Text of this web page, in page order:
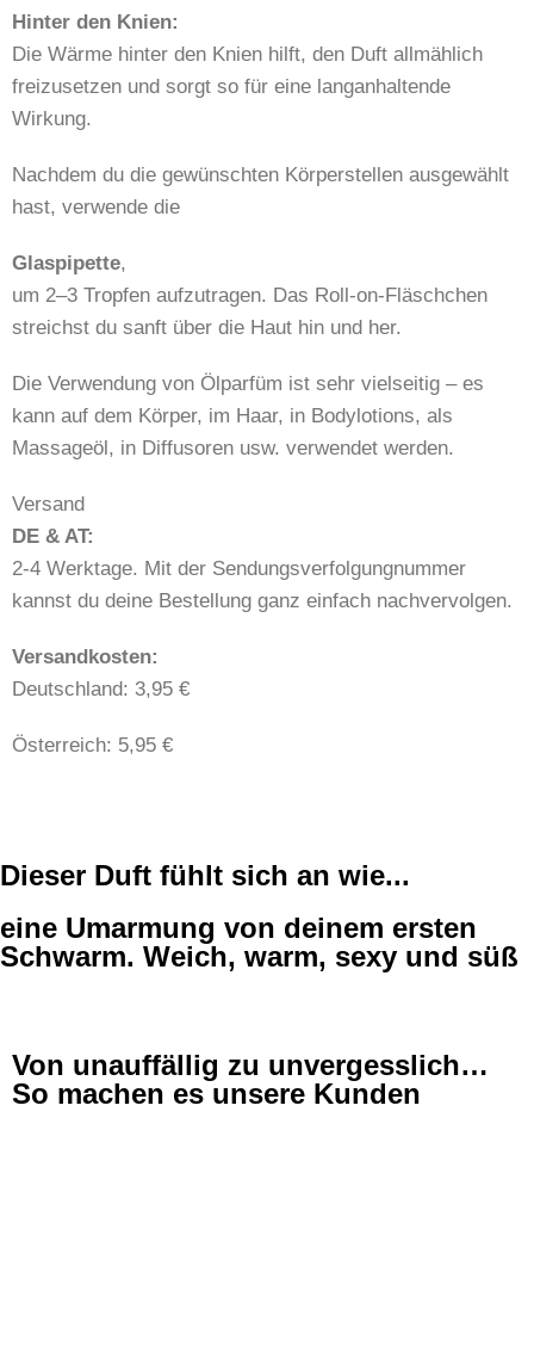
Hinter den Knien:
Die Wärme hinter den Knien hilft, den Duft allmählich
freizusetzen und sorgt so für eine langanhaltende
Wirkung.
Nachdem du die gewünschten Körperstellen ausgewählt
hast, verwende die
Glaspipette,
um 2–3 Tropfen aufzutragen. Das Roll-on-Fläschchen
streichst du sanft über die Haut hin und her.
Die Verwendung von Ölparfüm ist sehr vielseitig – es
kann auf dem Körper, im Haar, in Bodylotions, als
Massageöl, in Diffusoren usw. verwendet werden.
Versand
DE & AT:
2-4 Werktage. Mit der Sendungsverfolgungnummer
kannst du deine Bestellung ganz einfach nachvervolgen.
​​Versandkosten:
Deutschland: 3,95 €
Österreich: 5,95 €
Dieser Duft fühlt sich an wie...
eine Umarmung von deinem ersten
Schwarm. Weich, warm, sexy und süß
Von unauffällig zu unvergesslich…
So machen es unsere Kunden